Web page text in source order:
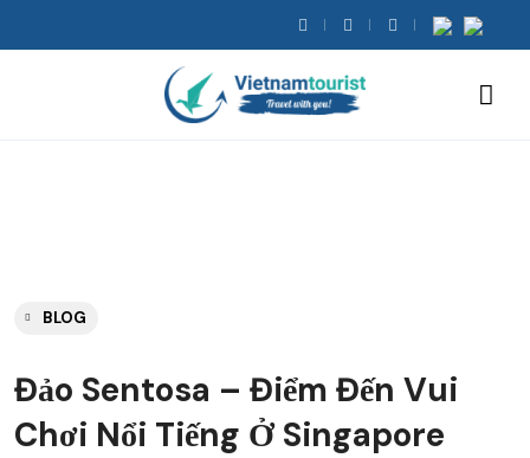
BLOG
Đảo Sentosa – Điểm Đến Vui
Chơi Nổi Tiếng Ở Singapore